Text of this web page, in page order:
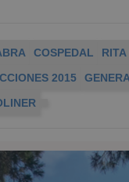
COSPEDAL
2015